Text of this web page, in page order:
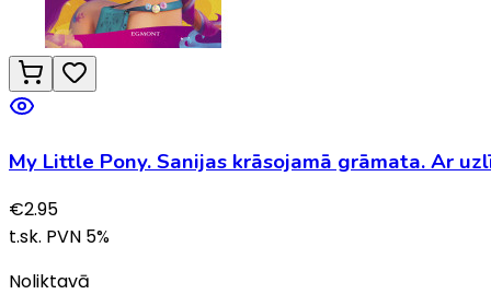
My Little Pony. Sanijas krāsojamā grāmata. Ar
€2.95
t.sk. PVN 5%
Noliktavā